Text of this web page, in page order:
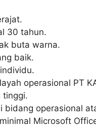
30 tahun.
buta warna.
baik.
operasional PT
tinggi.
bidang operasional
Microsoft